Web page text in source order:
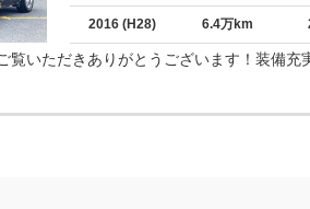
2016 (H28) 6.4万km
覧いただきありがとうございます！装備